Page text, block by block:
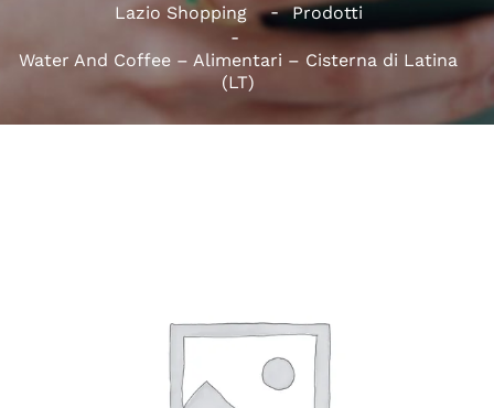
Lazio Shopping Prodotti
Water And Coffee – Alimentari – Cisterna di Latina
(LT)